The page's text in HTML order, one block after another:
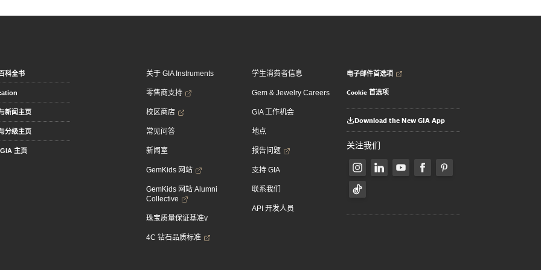
科全书
新闻主页
分级主页
主页
关于 GIA Instruments
零售商支持
校区商店
常见问答
新闻室
GemKids 网站
GemKids 网站 Alumni
Collective
珠宝质量保证基准v
4C 钻石品质标准
学生消费者信息
Gem & Jewelry Careers
GIA 工作机会
地点
报告问题
支持 GIA
联系我们
API 开发人员
电子邮件首选项
Cookie 首选项
Download the New GIA App
关注我们